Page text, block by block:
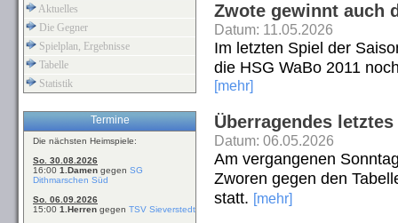
Aktuelles
Die Gegner
Spielplan, Ergebnisse
Tabelle
Statistik
Termine
Die nächsten Heimspiele:
So. 30.08.2026
16:00 1.Damen gegen SG
Dithmarschen Süd
So. 06.09.2026
15:00 1.Herren gegen TSV Sieverstedt
Zwote gewinnt auch
Datum: 11.05.2026
Im letzten Spiel der
die HSG WaBo 2011
[mehr]
Überragendes
Datum: 06.05.2026
Am vergangenen
Zworen gegen den
statt. [mehr]